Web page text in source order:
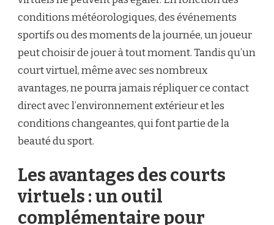
conditions météorologiques, des événements
sportifs ou des moments de la journée, un joueur
peut choisir de jouer à tout moment. Tandis qu’un
court virtuel, même avec ses nombreux
avantages, ne pourra jamais répliquer ce contact
direct avec l’environnement extérieur et les
conditions changeantes, qui font partie de la
beauté du sport.
Les avantages des courts
virtuels : un outil
complémentaire pour